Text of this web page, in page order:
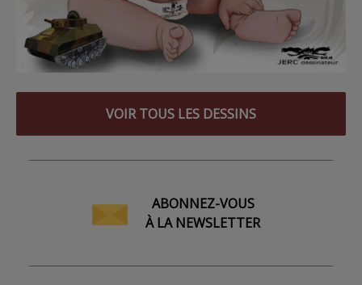
VOIR TOUS LES DESSINS
ABONNEZ-VOUS
À LA NEWSLETTER